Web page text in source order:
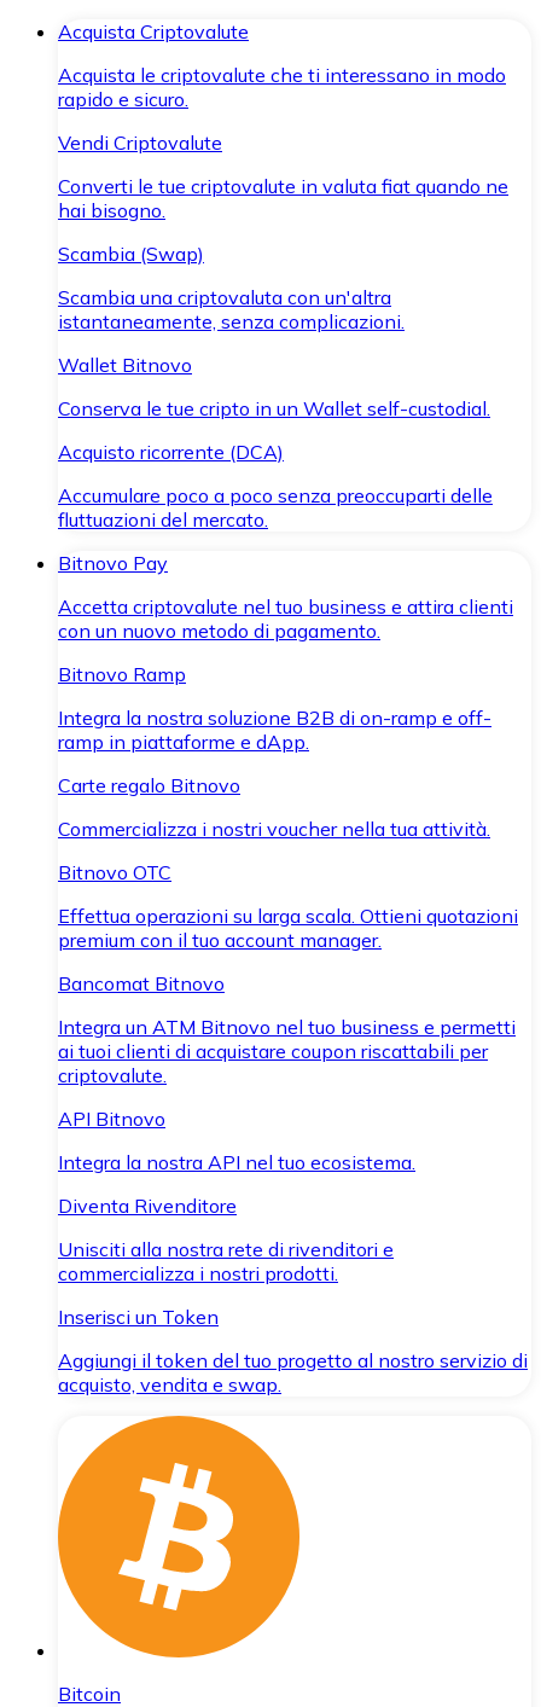
Acquista Criptovalute
Acquista le criptovalute che ti interessano in modo
rapido e sicuro.
Vendi Criptovalute
Converti le tue criptovalute in valuta fiat quando ne
hai bisogno.
Scambia (Swap)
Scambia una criptovaluta con un'altra
istantaneamente, senza complicazioni.
Wallet Bitnovo
Conserva le tue cripto in un Wallet self-custodial.
Acquisto ricorrente (DCA)
Accumulare poco a poco senza preoccuparti delle
fluttuazioni del mercato.
Bitnovo Pay
Accetta criptovalute nel tuo business e attira clienti
con un nuovo metodo di pagamento.
Bitnovo Ramp
Integra la nostra soluzione B2B di on-ramp e off-
ramp in piattaforme e dApp.
Carte regalo Bitnovo
Commercializza i nostri voucher nella tua attività.
Bitnovo OTC
Effettua operazioni su larga scala. Ottieni quotazioni
premium con il tuo account manager.
Bancomat Bitnovo
Integra un ATM Bitnovo nel tuo business e permetti
ai tuoi clienti di acquistare coupon riscattabili per
criptovalute.
API Bitnovo
Integra la nostra API nel tuo ecosistema.
Diventa Rivenditore
Unisciti alla nostra rete di rivenditori e
commercializza i nostri prodotti.
Inserisci un Token
Aggiungi il token del tuo progetto al nostro servizio di
acquisto, vendita e swap.
Bitcoin